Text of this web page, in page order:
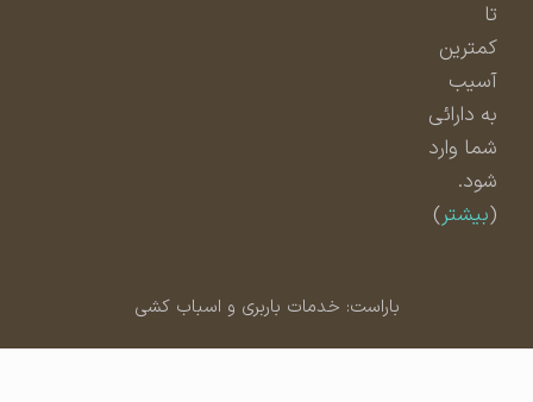
کمترین
آسیب
به دارائی
شما وارد
شود.
بیشتر)
باراست: خدمات باربری و اسباب کشی